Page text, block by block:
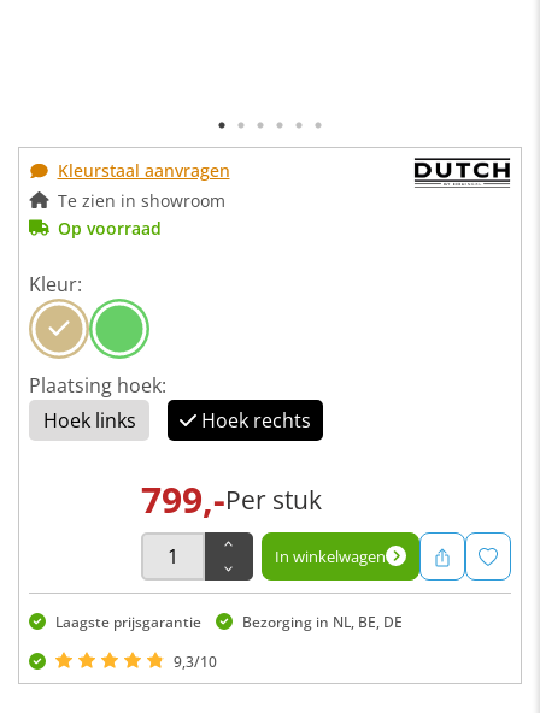
Kleurstaal aanvragen
Te zien in showroom
Op voorraad
Kleur:
Plaatsing hoek:
Hoek links
Hoek rechts
799,-Per stuk
In winkelwagen
Laagste prijsgarantie
Bezorging in NL, BE, DE
9,3/10